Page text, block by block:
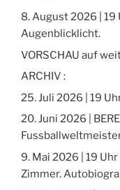
8. August 2026 | 19
Augenblicklicht.
VORSCHAU auf
ARCHIV :
25. Juli 2026 | 19
20. Juni 2026 |
9. Mai 2026 | 19
Zimmer.